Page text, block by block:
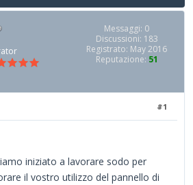
Messaggi: 0
Discussioni: 183
Registrato: May 2016
Reputazione: 51
#1
iniziato a lavorare sodo per
il vostro utilizzo del pannello di